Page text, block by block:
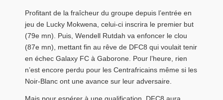
Profitant de la fraîcheur du groupe depuis l’entrée en
jeu de Lucky Mokwena, celui-ci inscrira le premier but
(79e mn). Puis, Wendell Rutdah va enfoncer le clou
(87e mn), mettant fin au rêve de DFC8 qui voulait tenir
en échec Galaxy FC à Gaborone. Pour l’heure, rien
n’est encore perdu pour les Centrafricains même si les
Noir-Blanc ont une avance sur leur adversaire.